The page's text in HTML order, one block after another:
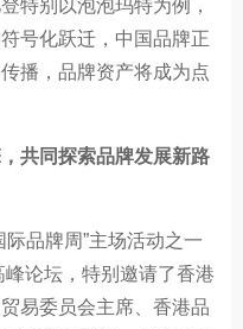
特别以泡泡玛特为例，
号化跃迁，中国品牌正
播，品牌资产将成为点
共同探索品牌发展新路
品牌周”主场活动之一
论坛，特别邀请了香港
易委员会主席、香港品